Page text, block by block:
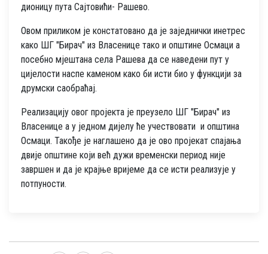
дионицу пута Сајтовићи- Рашево.
Овом приликом је констатовано да је заједнички инетрес
како ШГ "Бирач" из Власенице тако и општине Осмаци а
посебно мјештана села Рашева да се наведени пут у
цијелости наспе каменом како би исти био у функцији за
друмски саобраћај.
Реализацију овог пројекта је преузело ШГ "Бирач" из
Власенице а у једном дијелу ће учествовати и општина
Осмаци. Такође је наглашено да је ово пројекат спајања
двије општине који већ дужи временски период није
завршен и да је крајње вријеме да се исти реализује у
потпуности.